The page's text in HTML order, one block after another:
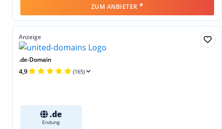
ZUM ANBIETER *
Anzeige
.de-Domain
4,9 (165)
.de
Endung